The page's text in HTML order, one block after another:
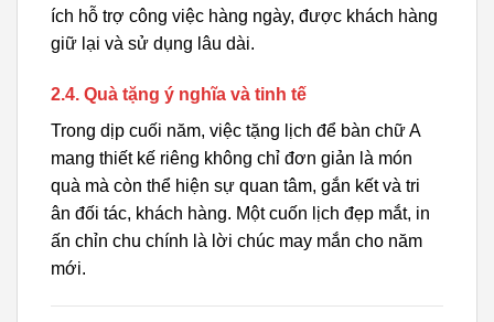
ích hỗ trợ công việc hàng ngày, được khách hàng
giữ lại và sử dụng lâu dài.
2.4. Quà tặng ý nghĩa và tinh tế
Trong dịp cuối năm, việc tặng lịch để bàn chữ A
mang thiết kế riêng không chỉ đơn giản là món
quà mà còn thể hiện sự quan tâm, gắn kết và tri
ân đối tác, khách hàng. Một cuốn lịch đẹp mắt, in
ấn chỉn chu chính là lời chúc may mắn cho năm
mới.